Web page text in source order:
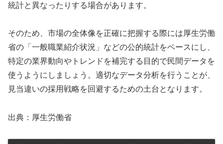
統計と異なったりする場合があります。
そのため、市場の全体像を正確に把握する際には厚生労働
省の「一般職業紹介状況」などの公的統計をベースにし、
特定の業界動向やトレンドを補完する目的で民間データを
使うようにしましょう。適切なデータ分析を行うことが、
見当違いの採用戦略を回避するための土台となります。
出典：厚生労働省